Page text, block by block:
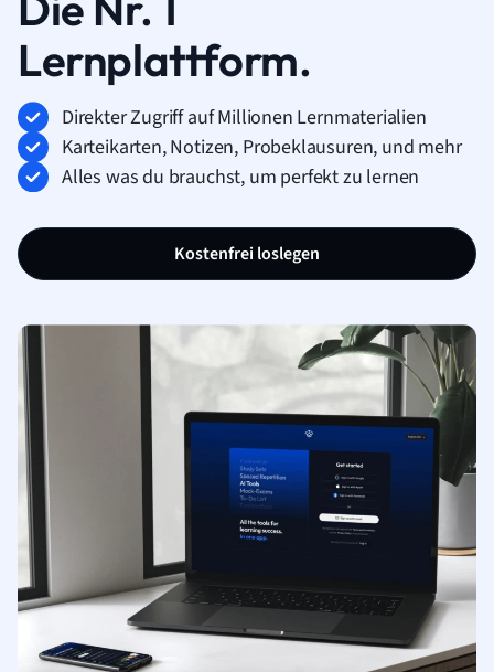
Lernplattform.
Direkter Zugriff auf Millionen Lernmaterialien
Karteikarten, Notizen, Probeklausuren, und mehr
Alles was du brauchst, um perfekt zu lernen
Kostenfrei loslegen